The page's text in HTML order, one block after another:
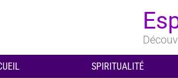
SPIRITUALITÉ